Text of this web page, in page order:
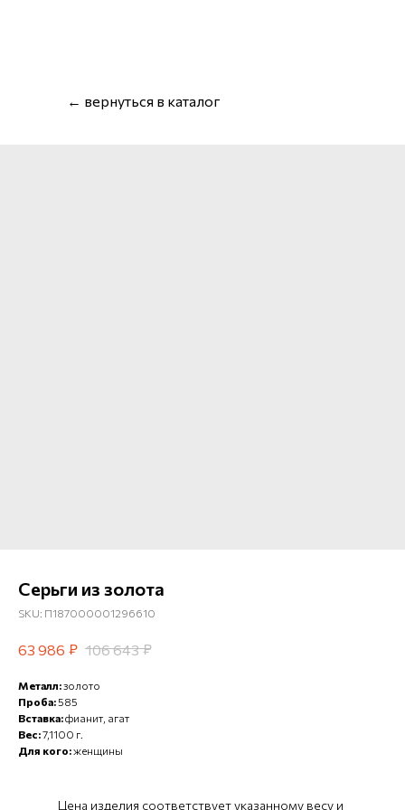
← вернуться в каталог
Серьги из золота
SKU: П187000001296610
63 986 ₽ 106 643 ₽
Металл:золото
Проба:585
Вставка:фианит, агат
Вес:7,1100 г.
Для кого:женщины
Цена изделия соответствует указанному весу и